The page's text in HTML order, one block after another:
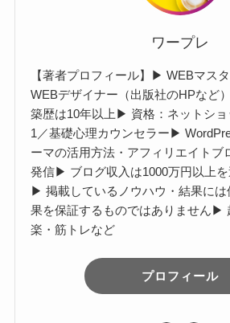
ワープレ
【著者プロフィール】▶︎ WEBマス
WEBデザイナー（出版社のHPなど
築歴は10年以上▶︎ 資格：ネットシ
1／基礎心理カウンセラー▶︎
ーマの活用方法・アフィリエイトブ
発信▶︎ ブログ収入は1000万円以上を
▶︎ 掲載しているノウハウ・結果に
果を保証するものではありません▶︎
楽・筋トレなど
プロフィール